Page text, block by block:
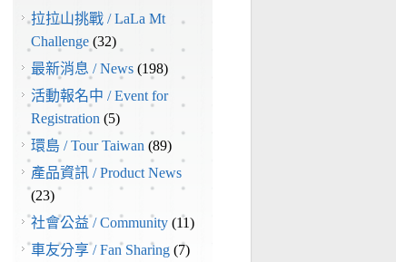
拉拉山挑戰 / LaLa Mt
Challenge (32)
最新消息 / News (198)
活動報名中 / Event for
Registration (5)
環島 / Tour Taiwan (89)
產品資訊 / Product News
(23)
社會公益 / Community (11)
車友分享 / Fan Sharing (7)